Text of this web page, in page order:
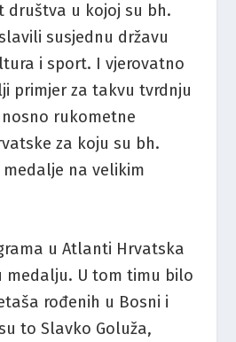
društva u kojoj su bh.
susjednu državu
i sport. I vjerovatno
primjer za takvu tvrdnju
rukometne
za koju su bh.
na velikim
u Atlanti Hrvatska
medalju. U tom timu bilo
rođenih u Bosni i
to Slavko Goluža,